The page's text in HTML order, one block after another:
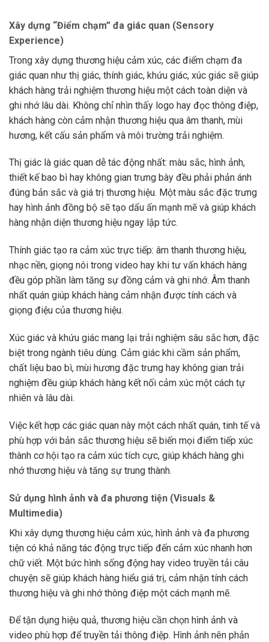
Xây dựng “Điểm chạm” đa giác quan (Sensory
Experience)
Trong xây dựng thương hiệu cảm xúc, các điểm chạm đa
giác quan như thị giác, thính giác, khứu giác, xúc giác sẽ giúp
khách hàng trải nghiệm thương hiệu một cách toàn diện và
ghi nhớ lâu dài. Không chỉ nhìn thấy logo hay đọc thông điệp,
khách hàng còn cảm nhận thương hiệu qua âm thanh, mùi
hương, kết cấu sản phẩm và môi trường trải nghiệm.
Thị giác là giác quan dễ tác động nhất: màu sắc, hình ảnh,
thiết kế bao bì hay không gian trưng bày đều phải phản ánh
đúng bản sắc và giá trị thương hiệu. Một màu sắc đặc trưng
hay hình ảnh đồng bộ sẽ tạo dấu ấn mạnh mẽ và giúp khách
hàng nhận diện thương hiệu ngay lập tức.
Thính giác tạo ra cảm xúc trực tiếp: âm thanh thương hiệu,
nhạc nền, giọng nói trong video hay khi tư vấn khách hàng
đều góp phần làm tăng sự đồng cảm và ghi nhớ. Âm thanh
nhất quán giúp khách hàng cảm nhận được tính cách và
giọng điệu của thương hiệu.
Xúc giác và khứu giác mang lại trải nghiệm sâu sắc hơn, đặc
biệt trong ngành tiêu dùng. Cảm giác khi cầm sản phẩm,
chất liệu bao bì, mùi hương đặc trưng hay không gian trải
nghiệm đều giúp khách hàng kết nối cảm xúc một cách tự
nhiên và lâu dài.
Việc kết hợp các giác quan này một cách nhất quán, tinh tế và
phù hợp với bản sắc thương hiệu sẽ biến mọi điểm tiếp xúc
thành cơ hội tạo ra cảm xúc tích cực, giúp khách hàng ghi
nhớ thương hiệu và tăng sự trung thành.
Sử dụng hình ảnh và đa phương tiện (Visuals &
Multimedia)
Khi xây dựng thương hiệu cảm xúc, hình ảnh và đa phương
tiện có khả năng tác động trực tiếp đến cảm xúc nhanh hơn
chữ viết. Một bức hình sống động hay video truyền tải câu
chuyện sẽ giúp khách hàng hiểu giá trị, cảm nhận tính cách
thương hiệu và ghi nhớ thông điệp một cách mạnh mẽ.
Để tận dụng hiệu quả, thương hiệu cần chọn hình ảnh và
video phù hợp để truyền tải thông điệp. Hình ảnh nên phản